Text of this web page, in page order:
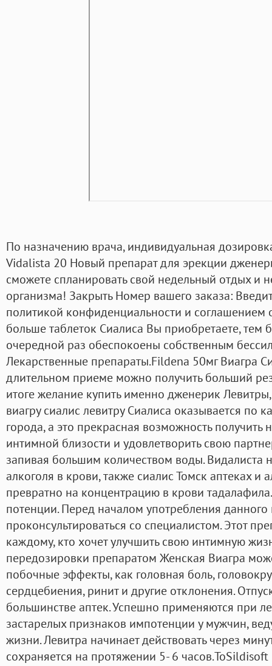
По назначению врача, индивидуальная
Vidalista 20 Новый препарат для эрекции
сможете спланировать свой недельный отдых и
организма! Закрыть Номер вашего заказа:
политикой конфиденциальности и соглашением
больше таблеток Сиалиса Вы приобретаете,
очередной раз обеспокоены собственным
Лекарственные препараты.Fildena 50мг Виагра
длительном приеме можно получить больший
итоге желание купить именно дженерик
виагру сиалис левитру Сиалиса оказывается по
города, а это прекрасная возможность получить
интимной близости и удовлетворить свою
запивая большим количеством воды. Видалиста
алкоголя в крови, также сиалис Томск аптеках и
превратно на концентрацию в крови
потенции. Перед началом употребления
проконсультироваться со специалистом. Этот
каждому, кто хочет улучшить свою интимную
передозировки препаратом Женская Виагра
побочные эффекты, как головная боль,
сердцебиения, ринит и другие отклонения.
большинстве аптек. Успешно применяются при
застарелых признаков импотенции у мужчин,
жизни. Левитра начинает действовать через
сохраняется на протяжении 5- 6